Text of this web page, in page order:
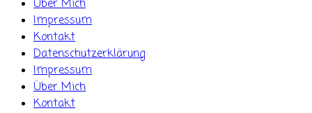
Über Mich
Impressum
Kontakt
Datenschutzerklärung
Impressum
Über Mich
Kontakt